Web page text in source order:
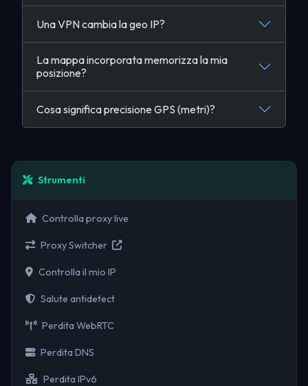
Una VPN cambia la geo IP?
La mappa incorporata memorizza la mia
posizione?
Cosa significa precisione GPS (metri)?
Strumenti
Controlla proxy live
Proxy Switcher
Controlla il mio IP
Salute antidetect
Perdita WebRTC
Perdita DNS
Perdita IPv6